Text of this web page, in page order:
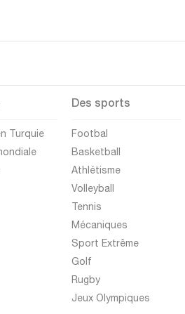
Turquie
Des sports
Footbal
Basketball
Athlétisme
Volleyball
Tennis
Mécaniques
Sport Extrême
Golf
Rugby
Jeux Olympiques